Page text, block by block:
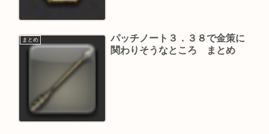
まとめ
パッチノート３．３８で金策に
関わりそうなところ まとめ